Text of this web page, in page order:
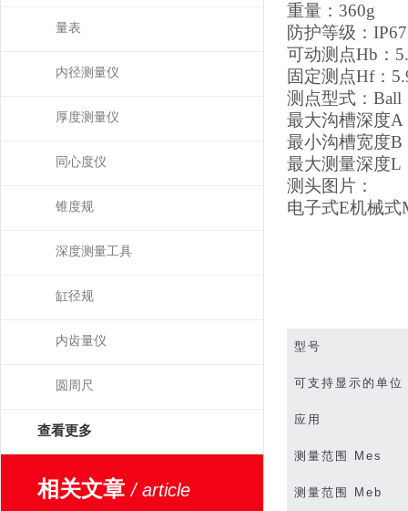
量表
内径测量仪
厚度测量仪
同心度仪
锥度规
深度测量工具
缸径规
内齿量仪
圆周尺
查看更多
相关文章/ article
重量： 360g
防护等级： IP67
可动测点Hb ：
固定测点Hf：
测点型式： Ball
最大沟槽深度A
最小沟槽宽度B
最大测量深度L
测头图片：
电子式E机械式
型号
可支持显示的单位
应用
测量范围 Mes
测量范围 Meb